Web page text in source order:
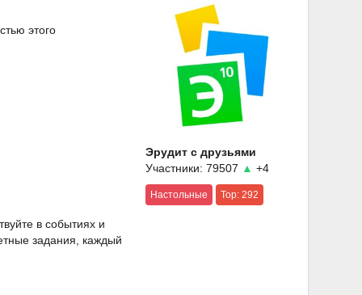
этого
в событиях и
задания, каждый
Эрудит с друзьями
Участники: 79507 ▲ +4
Настольные Top: 292